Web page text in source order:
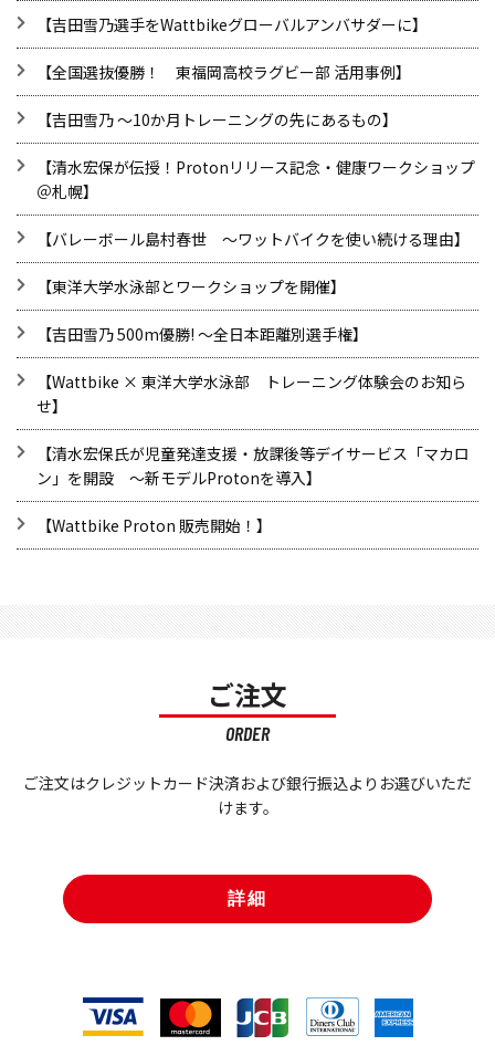
【吉田雪乃選手をWattbikeグローバルアンバサダーに】
【全国選抜優勝！ 東福岡高校ラグビー部 活用事例】
【吉田雪乃 ～10か月トレーニングの先にあるもの】
【清水宏保が伝授！Protonリリース記念・健康ワークショップ
＠札幌】
【バレーボール島村春世 ～ワットバイクを使い続ける理由】
【東洋大学水泳部とワークショップを開催】
【吉田雪乃 500m優勝! ～全日本距離別選手権】
【Wattbike × 東洋大学水泳部 トレーニング体験会のお知ら
せ】
【清水宏保氏が児童発達支援・放課後等デイサービス「マカロ
ン」を開設 ～新モデルProtonを導入】
​【Wattbike Proton 販売開始！】
ご注文
ORDER
ご注文はクレジットカード決済および銀行振込よりお選びいただ
けます。
詳細